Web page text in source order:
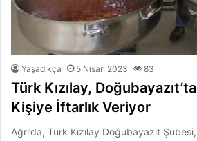
Yaşadıkça 5 Nisan 2023 83
Türk Kızılay,
Kişiye İftarlık Veriyor
Ağrı’da, Türk Kızılay Doğubayazıt